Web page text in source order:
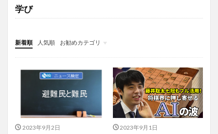
学び
新着順 人気順
お勧めカテゴリ
投稿
学び
マンガ
電子書籍
2023年9月2日 2023年9月1日